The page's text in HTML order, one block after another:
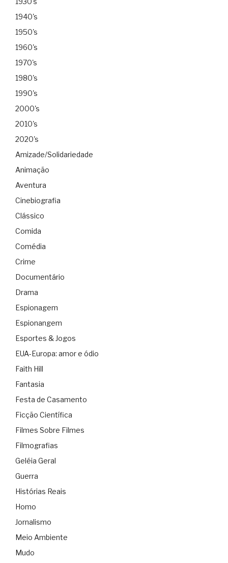
1940's
1950's
1960's
1970's
1980's
1990's
2000's
2010's
2020's
Amizade/Solidariedade
Animação
Aventura
Cinebiografia
Clássico
Comida
Comédia
Crime
Documentário
Drama
Espionagem
Espionangem
Esportes & Jogos
EUA-Europa: amor e ódio
Faith Hill
Fantasia
Festa de Casamento
Ficção Científica
Filmes Sobre Filmes
Filmografias
Geléia Geral
Guerra
Histórias Reais
Homo
Jornalismo
Meio Ambiente
Mudo